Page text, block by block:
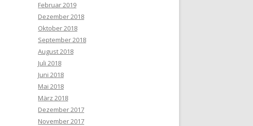
Februar 2019
Dezember 2018
Oktober 2018
September 2018
August 2018
Juli 2018
Juni 2018
Mai 2018
März 2018
Dezember 2017
November 2017